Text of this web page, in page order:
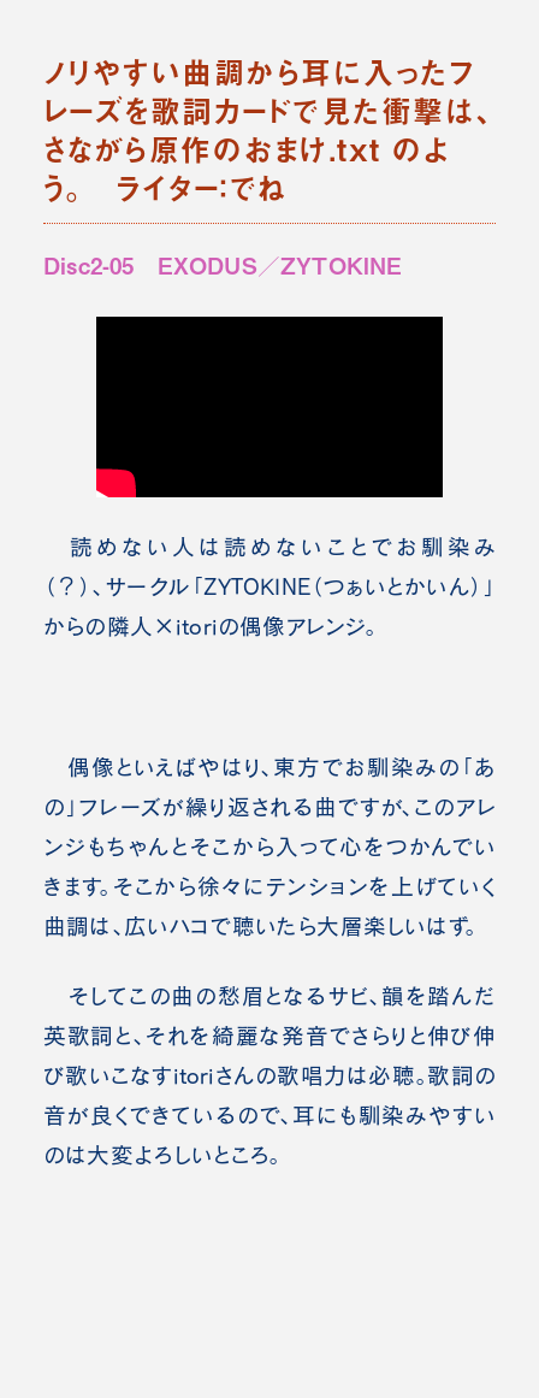
ノリやすい曲調から耳に入ったフ
レーズを歌詞カードで見た衝撃は、
さながら原作のおまけ.txt のよ
う。 ライター：でね
Disc2-05 EXODUS／ZYTOKINE
読めない人は読めないことでお馴染み
（？）、サークル「ZYTOKINE（つぁいとかいん）」
からの隣 人×itoriの偶像アレンジ。
偶像といえばやはり、東方でお馴染みの「あ
の」フレーズが繰り返される曲ですが、このアレ
ンジもちゃんとそこから入って心をつかんでい
きます。そこから徐々にテンションを上げていく
曲調は、広いハコで聴いたら大層楽しいはず。
そしてこの曲の愁眉となるサビ、韻を踏んだ
英歌詞と、それを綺麗な発音でさらりと伸び伸
び歌いこなすitoriさんの歌唱力は必聴。歌詞の
音が良くできているので、耳にも馴染みやすい
のは大変よろしいところ。